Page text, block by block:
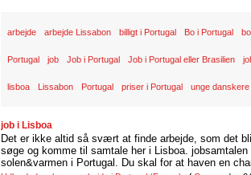
arbejde arbejde Lissabon billigt i Portugal Bo i Portugal
Portugal job Job i Portugal Job i Portugal eller Brasilien
lisboa Lissabon Portugal priser i Portugal unge
job i Lisboa
Det er ikke altid så svært at finde arbejde, som det
søge og komme til samtale her i Lisboa.
solen&varmen i Portugal. Du skal for at haven en